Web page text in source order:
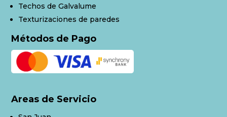
Techos de Galvalume
Texturizaciones de paredes
Métodos de Pago
Areas de Servicio